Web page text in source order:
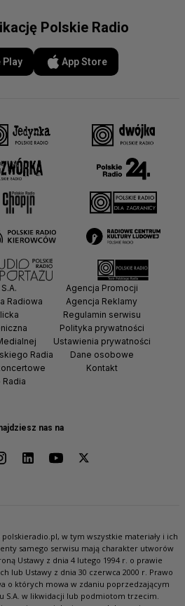
Polskie Radio
Play App Store
nas na
Radiowa
Radia
Agencja Promocji
Agencja Reklamy
Regulamin serwisu
Polityka prywatności
Ustawienia prywatności
Dane osobowe
Kontakt
w tym wszystkie materiały i ich
samego serwisu mają charakter utworów
Ustawy z dnia 4 lutego 1994 r. o prawie
lub Ustawy z dnia 30 czerwca 2000 r. Prawo
o których mowa w zdaniu poprzedzającym
S.A. w likwidacji lub podmiotom trzecim.